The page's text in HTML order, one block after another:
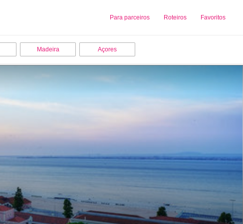
Para parceiros Roteiros Favoritos
Sobre nós Adicionar uma Empresa
Madeira Açores